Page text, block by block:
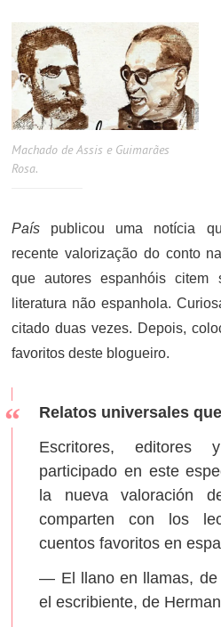
Machado de Assis e Guimarães
Rosa.
País publicou uma notícia
recente valorização do conto
que autores espanhóis citem
literatura não espanhola.
citado duas vezes. Depois,
favoritos deste blogueiro.
Relatos universales
Escritores,
participado en este
la nueva valoración
comparten con los
cuentos favoritos en
— El llano en llamas, de
el escribiente, de